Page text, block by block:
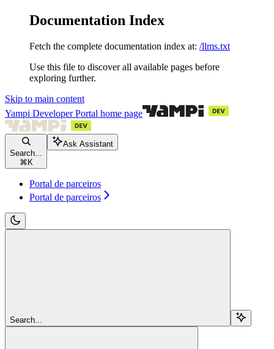
Documentation Index
Fetch the complete documentation index at: /llms.txt
Use this file to discover all available pages before
exploring further.
Skip to main content
Yampi Developer Portal home page
Search...
⌘ K
Ask Assistant
Portal de parceiros
Portal de parceiros
Search...